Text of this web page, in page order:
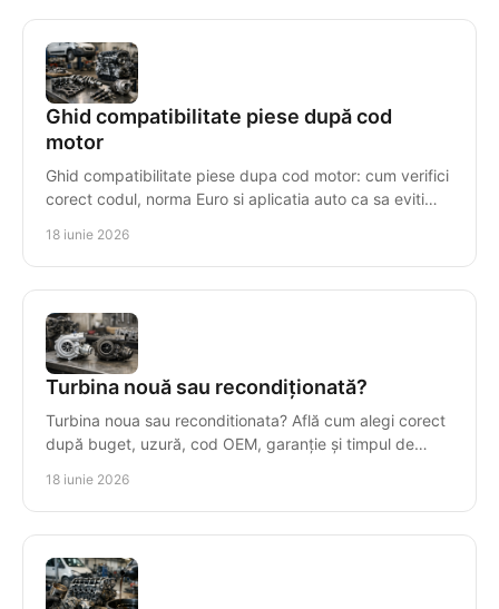
Ghid compatibilitate piese după cod
motor
Ghid compatibilitate piese dupa cod motor: cum verifici
corect codul, norma Euro si aplicatia auto ca sa eviti
18 iunie 2026
Turbina nouă sau recondiționată?
Turbina noua sau reconditionata? Află cum alegi corect
după buget, uzură, cod OEM, garanție și timpul de
18 iunie 2026